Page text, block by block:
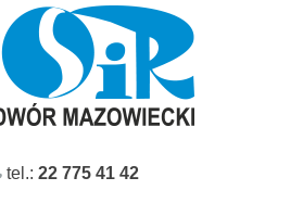
tel.: 22 775 41 42